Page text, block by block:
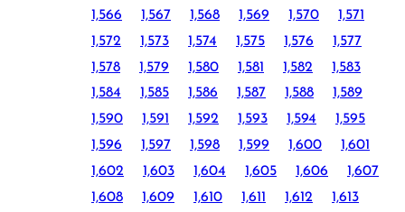
1,566
1,567 1,568 1,569 1,570
1,571
1,572
1,573 1,574 1,575 1,576
1,577
1,578
1,579 1,580 1,581 1,582
1,583
1,584
1,585 1,586 1,587 1,588
1,589
1,590
1,591 1,592 1,593 1,594
1,595
1,596
1,597 1,598 1,599 1,600
1,601
1,602
1,603 1,604 1,605 1,606
1,607
1,608
1,609 1,610 1,611 1,612
1,613